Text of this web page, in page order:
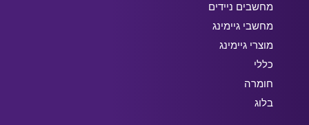
מחשבים ניידים
מחשבי גיימינג
מוצרי גיימינג
כללי
חומרה
בלוג